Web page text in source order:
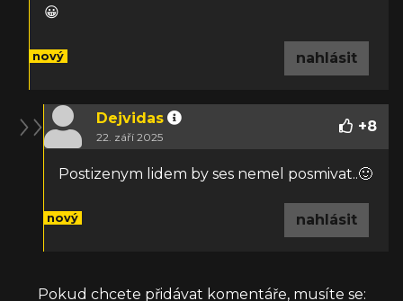
😀
nový nahlásit
Dejvidas
22. září 2025
+8
Postizenym lidem by ses nemel posmivat..🙂
nový nahlásit
Pokud chcete přidávat komentáře, musíte se: